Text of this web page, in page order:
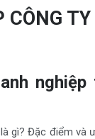
CÔNG
gì? Đặc điểm và